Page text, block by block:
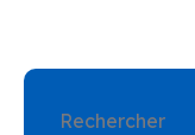
Rechercher